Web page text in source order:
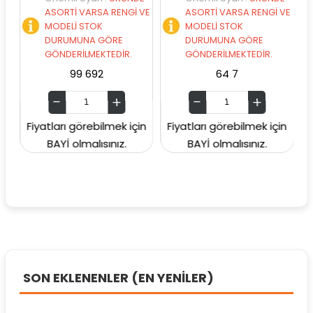
ASORTİ VARSA RENGİ VE
MODELİ STOK
DURUMUNA GÖRE
GÖNDERİLMEKTEDİR.
99 692
Fiyatları görebilmek için
BAYİ olmalısınız.
ASORTİ VARSA RENGİ VE
MODELİ STOK
DURUMUNA GÖRE
GÖNDERİLMEKTEDİR.
64 7
Fiyatları görebilmek için
BAYİ olmalısınız.
SON EKLENENLER (EN YENİLER)